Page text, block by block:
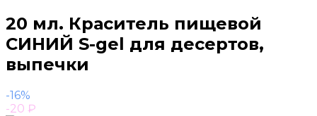
20 мл. Краситель пищевой
СИНИЙ S-gel для десертов,
выпечки
-16%
-20 ₽